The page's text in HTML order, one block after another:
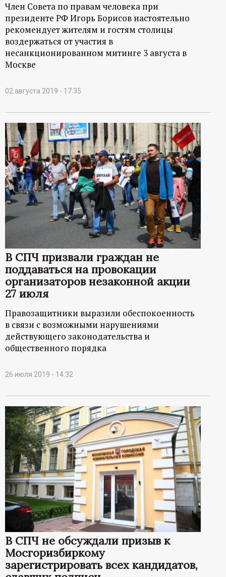
Член Совета по правам человека при
президенте РФ Игорь Борисов настоятельно
рекомендует жителям и гостям столицы
воздержаться от участия в
несанкционированном митинге 3 августа в
Москве
02 августа 2019 - 17:35
В СПЧ призвали граждан не
поддаваться на провокации
организаторов незаконной акции
27 июля
Правозащитники выразили обеспокоенность
в связи с возможными нарушениями
действующего законодательства и
общественного порядка
26 июля 2019 - 14:32
В СПЧ не обсуждали призыв к
Мосгоризбиркому
зарегистрировать всех кандидатов,